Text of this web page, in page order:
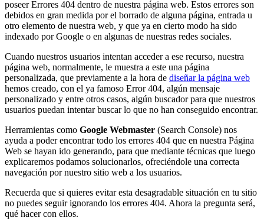
poseer Errores 404 dentro de nuestra página web. Estos errores son
debidos en gran medida por el borrado de alguna página, entrada u
otro elemento de nuestra web, y que ya en cierto modo ha sido
indexado por Google o en algunas de nuestras redes sociales.
Cuando nuestros usuarios intentan acceder a ese recurso, nuestra
página web, normalmente, le muestra a este una página
personalizada, que previamente a la hora de diseñar la página web
hemos creado, con el ya famoso Error 404, algún mensaje
personalizado y entre otros casos, algún buscador para que nuestros
usuarios puedan intentar buscar lo que no han conseguido encontrar.
Herramientas como Google Webmaster (Search Console) nos
ayuda a poder encontrar todo los errores 404 que en nuestra Página
Web se hayan ido generando, para que mediante técnicas que luego
explicaremos podamos solucionarlos, ofreciéndole una correcta
navegación por nuestro sitio web a los usuarios.
Recuerda que si quieres evitar esta desagradable situación en tu sitio
no puedes seguir ignorando los errores 404. Ahora la pregunta será,
qué hacer con ellos.